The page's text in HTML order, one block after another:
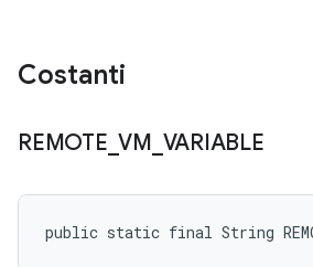
Costanti
REMOTE _VM VARIABLE
public static final String